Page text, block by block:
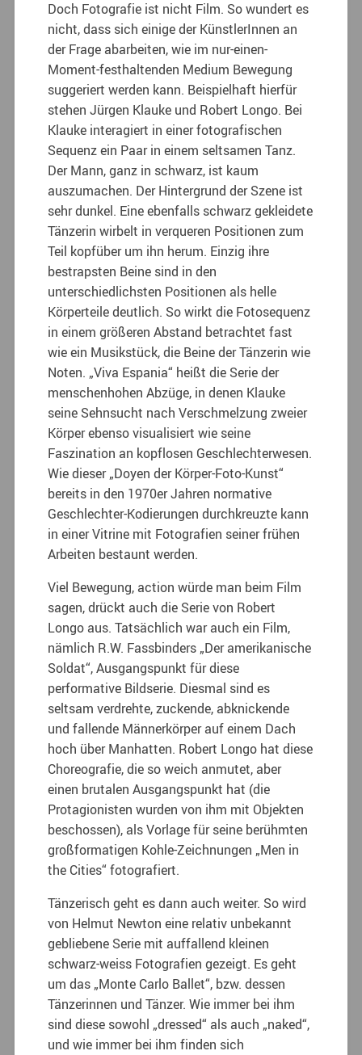
Doch Fotografie ist nicht Film. So wundert es
nicht, dass sich einige der KünstlerInnen an
der Frage abarbeiten, wie im nur-einen-
Moment-festhaltenden Medium Bewegung
suggeriert werden kann. Beispielhaft hierfür
stehen Jürgen Klauke und Robert Longo. Bei
Klauke interagiert in einer fotografischen
Sequenz ein Paar in einem seltsamen Tanz.
Der Mann, ganz in schwarz, ist kaum
auszumachen. Der Hintergrund der Szene ist
sehr dunkel. Eine ebenfalls schwarz gekleidete
Tänzerin wirbelt in verqueren Positionen zum
Teil kopfüber um ihn herum. Einzig ihre
bestrapsten Beine sind in den
unterschiedlichsten Positionen als helle
Körperteile deutlich. So wirkt die Fotosequenz
in einem größeren Abstand betrachtet fast
wie ein Musikstück, die Beine der Tänzerin wie
Noten. „Viva Espania“ heißt die Serie der
menschenhohen Abzüge, in denen Klauke
seine Sehnsucht nach Verschmelzung zweier
Körper ebenso visualisiert wie seine
Faszination an kopflosen Geschlechterwesen.
Wie dieser „Doyen der Körper-Foto-Kunst“
bereits in den 1970er Jahren normative
Geschlechter-Kodierungen durchkreuzte kann
in einer Vitrine mit Fotografien seiner frühen
Arbeiten bestaunt werden.
Viel Bewegung, action würde man beim Film
sagen, drückt auch die Serie von Robert
Longo aus. Tatsächlich war auch ein Film,
nämlich R.W. Fassbinders „Der amerikanische
Soldat“, Ausgangspunkt für diese
performative Bildserie. Diesmal sind es
seltsam verdrehte, zuckende, abknickende
und fallende Männerkörper auf einem Dach
hoch über Manhatten. Robert Longo hat diese
Choreografie, die so weich anmutet, aber
einen brutalen Ausgangspunkt hat (die
Protagionisten wurden von ihm mit Objekten
beschossen), als Vorlage für seine berühmten
großformatigen Kohle-Zeichnungen „Men in
the Cities“ fotografiert.
Tänzerisch geht es dann auch weiter. So wird
von Helmut Newton eine relativ unbekannt
gebliebene Serie mit auffallend kleinen
schwarz-weiss Fotografien gezeigt. Es geht
um das „Monte Carlo Ballet“, bzw. dessen
Tänzerinnen und Tänzer. Wie immer bei ihm
sind diese sowohl „dressed“ als auch „naked“,
und wie immer bei ihm finden sich